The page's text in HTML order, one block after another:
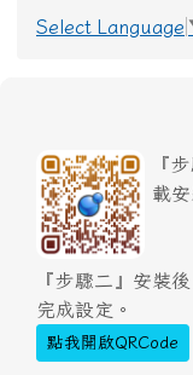
Select Language
『
載
『步驟二』安裝
完成設定。
點我開啟QRCode